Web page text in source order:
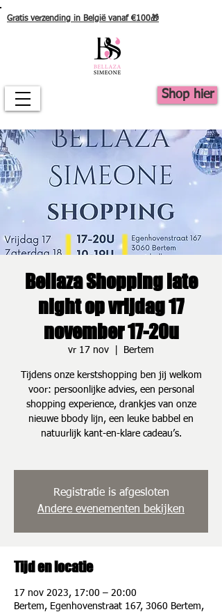
Shop hier
Gratis verzending in België vanaf €100🎁
Bellaza Shopping late
night op vrijdag 17
november 17-20u
vr 17 nov Bertem
Tijdens onze kerstshopping ben jij welkom
voor: persoonlijke advies, een personal
shopping experience, drankjes van onze
nieuwe bbody lijn, een leuke babbel en
natuurlijk kant-en-klare cadeau’s.
Registratie is afgesloten
Andere evenementen bekijken
Tijd en locatie
17 nov 2023, 17:00 – 20:00
Bertem, Egenhovenstraat 167, 3060 Bertem,